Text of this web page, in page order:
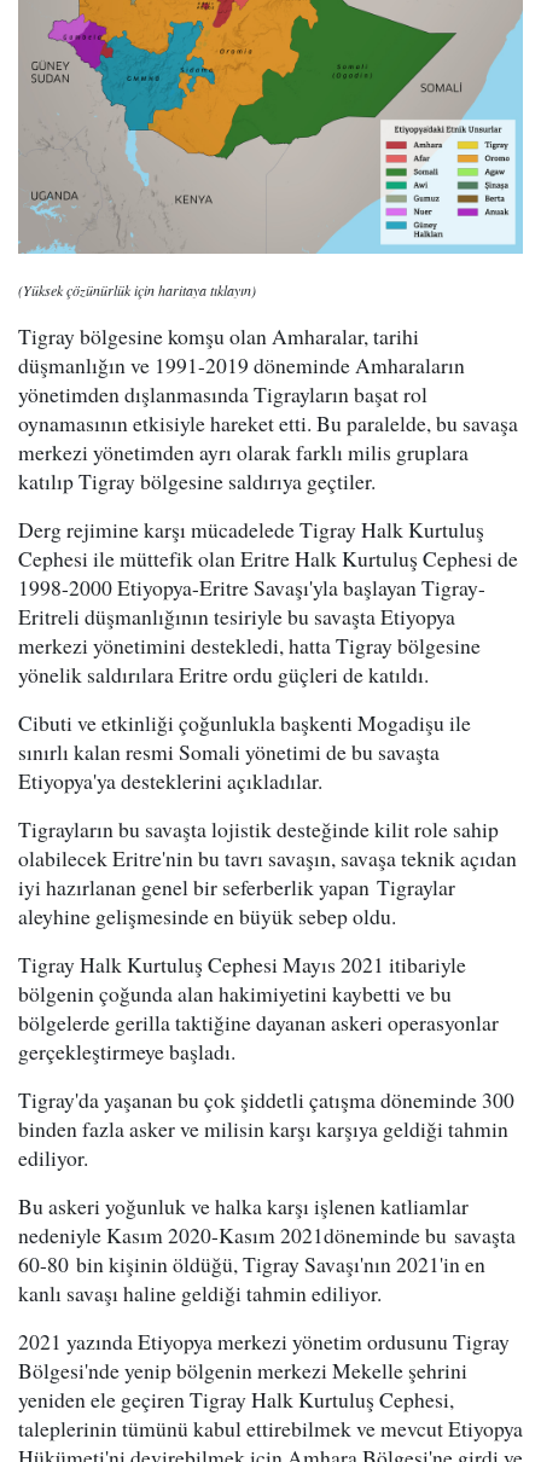
(Yüksek çözünürlük için haritaya tıklayın)
Tigray bölgesine komşu olan Amharalar, tarihi
düşmanlığın ve 1991-2019 döneminde Amharaların
yönetimden dışlanmasında Tigrayların başat rol
oynamasının etkisiyle hareket etti. Bu paralelde, bu savaşa
merkezi yönetimden ayrı olarak farklı milis gruplara
katılıp Tigray bölgesine saldırıya geçtiler.
Derg rejimine karşı mücadelede Tigray Halk Kurtuluş
Cephesi ile müttefik olan Eritre Halk Kurtuluş Cephesi de
1998-2000 Etiyopya-Eritre Savaşı'yla başlayan Tigray-
Eritreli düşmanlığının tesiriyle bu savaşta Etiyopya
merkezi yönetimini destekledi, hatta Tigray bölgesine
yönelik saldırılara Eritre ordu güçleri de katıldı.
Cibuti ve etkinliği çoğunlukla başkenti Mogadişu ile
sınırlı kalan resmi Somali yönetimi de bu savaşta
Etiyopya'ya desteklerini açıkladılar.
Tigrayların bu savaşta lojistik desteğinde kilit role sahip
olabilecek Eritre'nin bu tavrı savaşın, savaşa teknik açıdan
iyi hazırlanan genel bir seferberlik yapan Tigraylar
aleyhine gelişmesinde en büyük sebep oldu.
Tigray Halk Kurtuluş Cephesi Mayıs 2021 itibariyle
bölgenin çoğunda alan hakimiyetini kaybetti ve bu
bölgelerde gerilla taktiğine dayanan askeri operasyonlar
gerçekleştirmeye başladı.
Tigray'da yaşanan bu çok şiddetli çatışma döneminde 300
binden fazla asker ve milisin karşı karşıya geldiği tahmin
ediliyor.
Bu askeri yoğunluk ve halka karşı işlenen katliamlar
nedeniyle Kasım 2020-Kasım 2021döneminde bu savaşta
60-80 bin kişinin öldüğü, Tigray Savaşı'nın 2021'in en
kanlı savaşı haline geldiği tahmin ediliyor.
2021 yazında Etiyopya merkezi yönetim ordusunu Tigray
Bölgesi'nde yenip bölgenin merkezi Mekelle şehrini
yeniden ele geçiren Tigray Halk Kurtuluş Cephesi,
taleplerinin tümünü kabul ettirebilmek ve mevcut Etiyopya